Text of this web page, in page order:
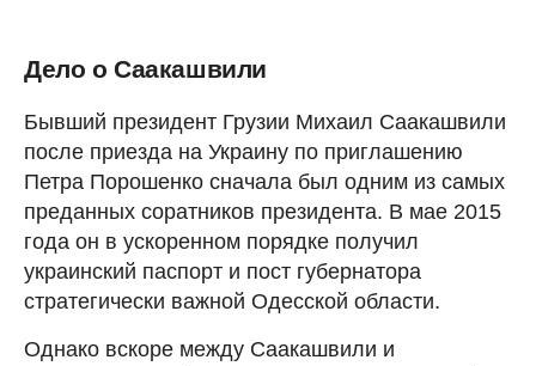
Дело о Саакашвили
Бывший президент Грузии Михаил Саакашвили
после приезда на Украину по приглашению
Петра Порошенко сначала был одним из самых
преданных соратников президента. В мае 2015
года он в ускоренном порядке получил
украинский паспорт и пост губернатора
стратегически важной Одесской области.
Однако вскоре между Саакашвили и